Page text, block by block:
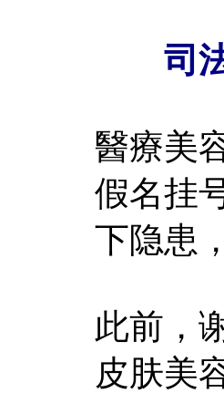
司法
醫療美
假名挂
下隐患
此前，
皮肤美